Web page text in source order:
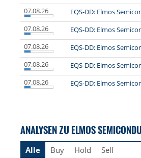
07.08.26
EQS-DD: Elmos
07.08.26
EQS-DD: Elmos
07.08.26
EQS-DD: Elmos
07.08.26
EQS-DD: Elmos
07.08.26
EQS-DD: Elmos
ANALYSEN ZU ELMOS
Alle Buy Hold Sell